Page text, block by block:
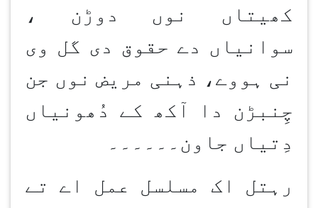
کھیتاں نوں دوڑن ،
سوانیاں دے حقوق دی گل وی
نی ہووے، ذہنی مریض نوں جن
چِنبڑن دا آکھ کے دُھونیاں
دِتیاں جاون۔۔۔۔۔۔
رہتل اک مسلسل عمل اے تے